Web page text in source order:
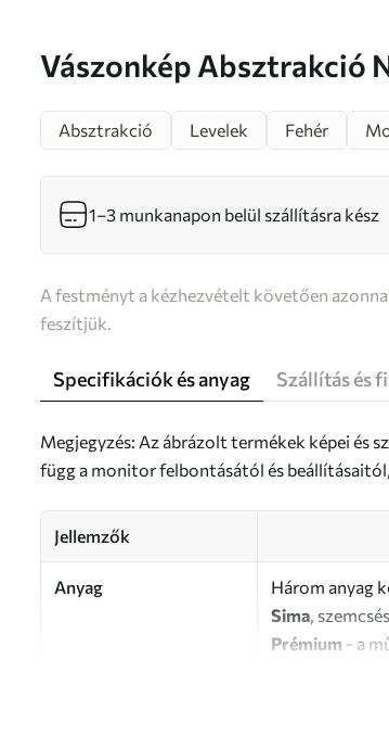
Vászonkép
Absztrakció Levelek Fehér
1–3 munkanapon belül szállításra kész
A festményt a kézhezvételt követően
feszítjük.
Specifikációk és anyag Szállítás és
Megjegyzés: Az ábrázolt termékek képei és
függ a monitor felbontásától és
Jellemzők
Anyag
Három anyag
Sima,
Prémium - a